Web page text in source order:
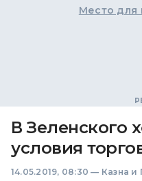
Место для
В Зеленского
условия
14.05.2019, 08:30 — Казна и